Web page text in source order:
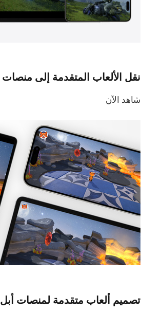
نقل الألعاب المتقدمة إلى منصات Apple
شاهد الآن
تصميم ألعاب متقدمة لمنصات أبل